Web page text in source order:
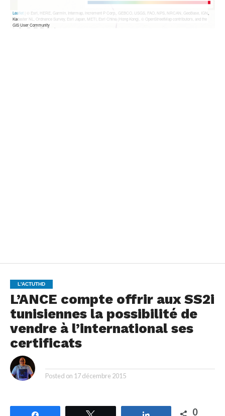
L'ACTUTHD
L’ANCE compte offrir aux SS2i
tunisiennes la possibilité de
vendre à l’international ses
certificats
Posted on 17 décembre 2015
Partagez 0